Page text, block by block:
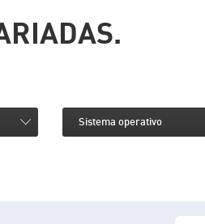
Sistema operativo